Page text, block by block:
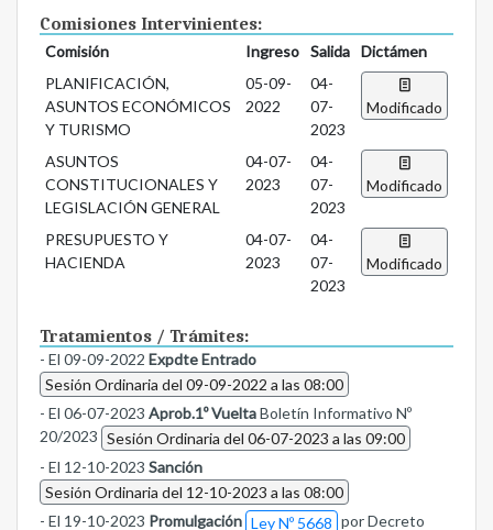
Comisiones Intervinientes:
Comisión Ingreso Salida
Dictámen
PLANIFICACIÓN,
ASUNTOS ECONÓMICOS
Y TURISMO
05-09-
2022
04-
07-
2023
Modificado
ASUNTOS
CONSTITUCIONALES Y
LEGISLACIÓN GENERAL
04-07-
2023
04-
07-
2023
Modificado
PRESUPUESTO Y
HACIENDA
04-07-
2023
04-
07-
2023
Modificado
Tratamientos / Trámites:
- El 09-09-2022 Expdte Entrado
Sesión Ordinaria del 09-09-2022 a las 08:00
- El 06-07-2023 Aprob.1º VueltaBoletín Informativo Nº
20/2023 Sesión Ordinaria del 06-07-2023 a las 09:00
- El 12-10-2023 Sanción
Sesión Ordinaria del 12-10-2023 a las 08:00
- El 19-10-2023 Promulgación Ley Nº 5668 por Decreto